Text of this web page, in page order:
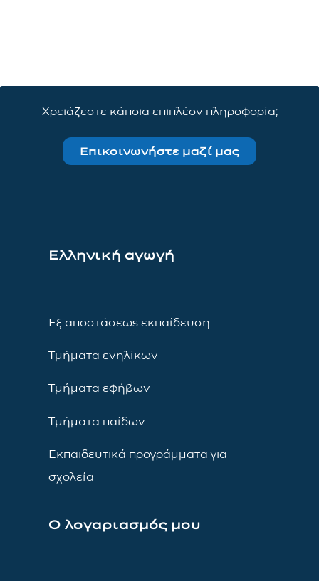
Χρειάζεστε κάποια επιπλέον πληροφορία;
Επικοινωνήστε μαζί μας
Ελληνική αγωγή
Εξ αποστάσεως εκπαίδευση
Τμήματα ενηλίκων
Τμήματα εφήβων
Τμήματα παίδων
Εκπαιδευτικά προγράμματα για
σχολεία
Ο λογαριασμός μου